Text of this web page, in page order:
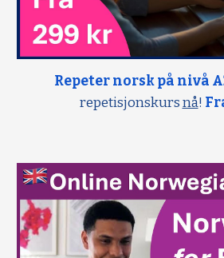
Repeter norsk på nivå
repetisjonskursnå!